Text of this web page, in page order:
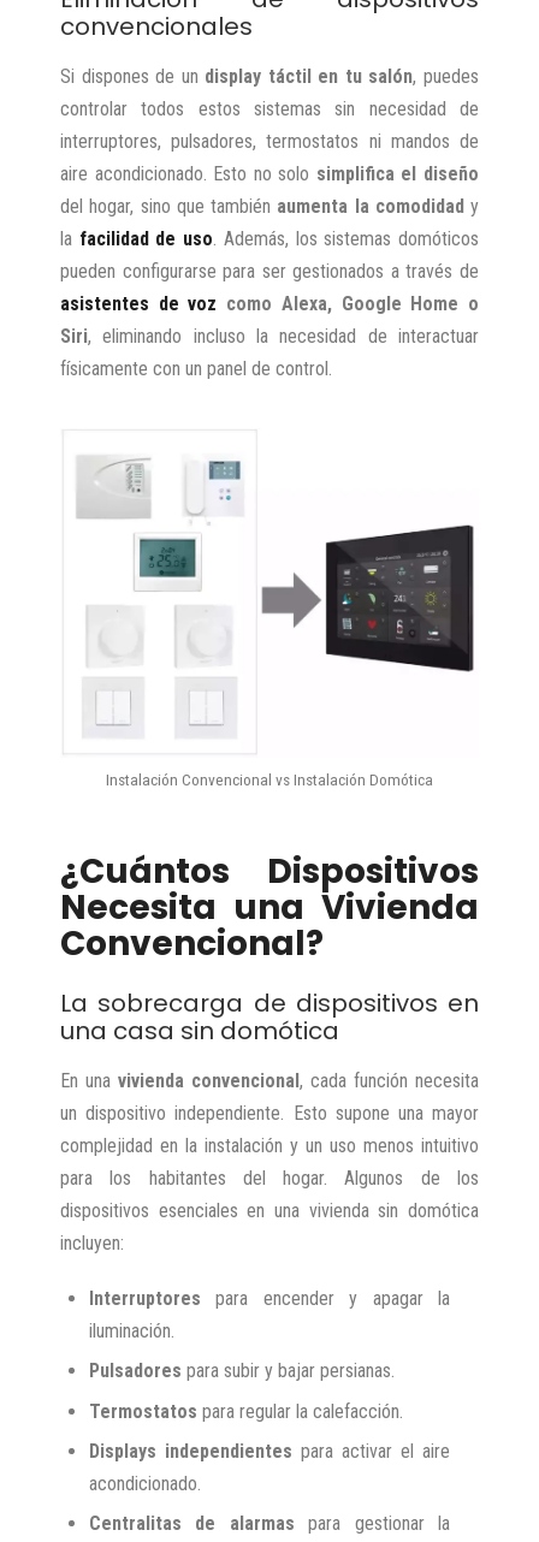
convencionales
Si dispones de un display táctil en tu salón, puedes
controlar todos estos sistemas sin necesidad de
interruptores, pulsadores, termostatos ni mandos de
aire acondicionado. Esto no solo simplifica el diseño
del hogar, sino que también aumenta la comodidad y
la facilidad de uso. Además, los sistemas domóticos
pueden configurarse para ser gestionados a través de
asistentes de voz como Alexa, Google Home o
Siri, eliminando incluso la necesidad de interactuar
físicamente con un panel de control.
Instalación Convencional vs Instalación Domótica
¿Cuántos Dispositivos
Necesita una Vivienda
Convencional?
La sobrecarga de dispositivos en
una casa sin domótica
En una vivienda convencional, cada función necesita
un dispositivo independiente. Esto supone una mayor
complejidad en la instalación y un uso menos intuitivo
para los habitantes del hogar. Algunos de los
dispositivos esenciales en una vivienda sin domótica
incluyen:
Interruptores para encender y apagar la
iluminación.
Pulsadores para subir y bajar persianas.
Termostatos para regular la calefacción.
Displays independientes para activar el aire
acondicionado.
Centralitas de alarmas para gestionar la